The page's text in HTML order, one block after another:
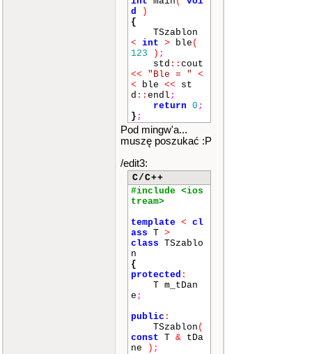
ass
stos
os
T>:: ope
rator -
int
ile
)
number
number- ile
if( numbe
1
)
tab
newelement<
];
tab
next=tab[n
umber
}
else
{
e
return
this ;
};
d
)
{
TSzablon
< int > ble (
123
) ;
std :: cout
<<
"Ble = "
<
< ble << st
d :: endl ;
return 0 ;
} ;
Pod mingw'a...
muszę poszukać :P
/edit3:
C/C++
#include <ios
tream>
template < cl
ass T >
class TSzablo
n
{
protected :
T m_tDan
e ;
public :
TSzablon (
const T & tDa
ne
) ;